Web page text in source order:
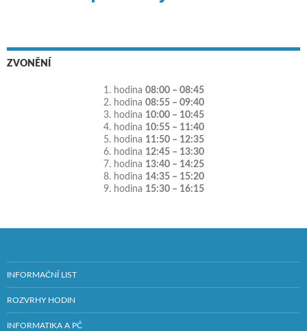
ZVONĚNÍ
1. hodina 08:00 – 08:45
2. hodina 08:55 – 09:40
3. hodina 10:00 – 10:45
4. hodina 10:55 – 11:40
5. hodina 11:50 – 12:35
6. hodina 12:45 – 13:30
7. hodina 13:40 – 14:25
8. hodina 14:35 – 15:20
9. hodina 15:30 – 16:15
INFORMAČNÍ LIST
ROZVRHY HODIN
INFORMATIKA A PČ